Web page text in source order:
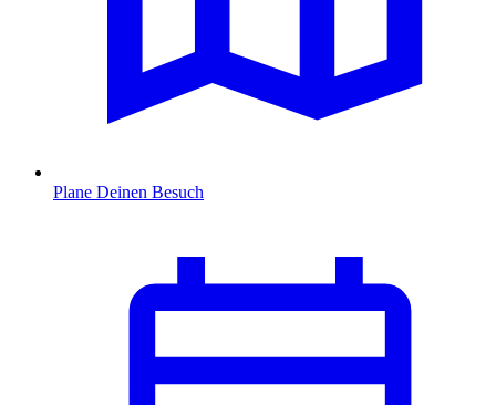
Plane Deinen Besuch